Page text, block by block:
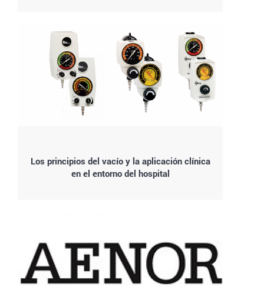
Los principios del vacío y la aplicación clínica
en el entorno del hospital